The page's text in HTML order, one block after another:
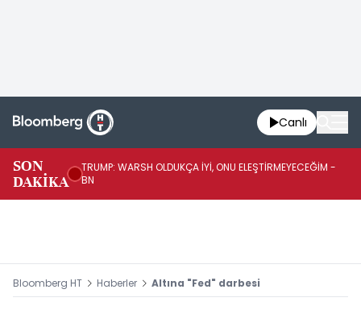
Canlı
SON
DAKİKA
TRUMP: WARSH OLDUKÇA İYİ, ONU ELEŞTİRMEYECEĞİM -
BN
Bloomberg HT Haberler Altına "Fed" darbesi